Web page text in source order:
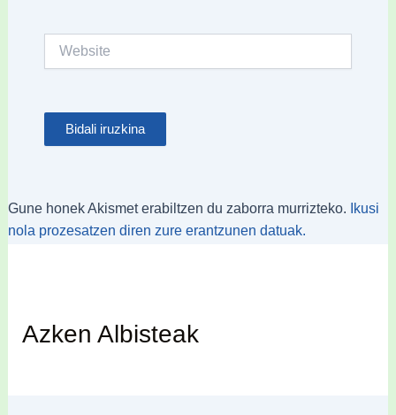
Website
Gune honek Akismet erabiltzen du zaborra murrizteko.
Ikusi
nola prozesatzen diren zure erantzunen datuak.
Azken Albisteak